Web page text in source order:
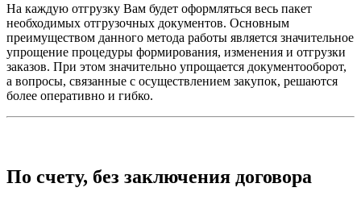
На каждую отгрузку Вам будет оформляться весь пакет
необходимых отгрузочных документов. Основным
преимуществом данного метода работы является значительное
упрощение процедуры формирования, изменения и отгрузки
заказов. При этом значительно упрощается документооборот,
а вопросы, связанные с осуществлением закупок, решаются
более оперативно и гибко.
По счету, без заключения договора